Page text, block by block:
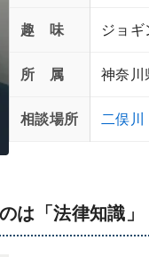
趣 味 ジョギ
所 属 神奈川
相談場所 二俣川
は「法律知識」